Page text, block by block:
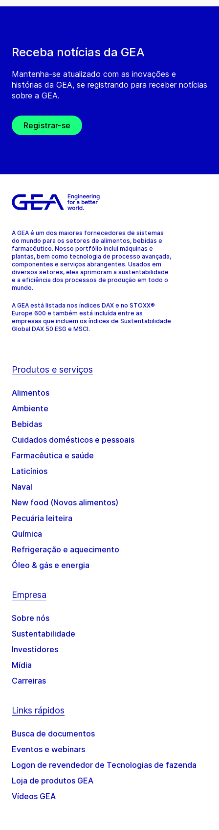
Receba notícias da GEA
Mantenha-se atualizado com as inovações e
histórias da GEA, se registrando para receber notícias
sobre a GEA.
Registrar-se
A GEA é um dos maiores fornecedores de sistemas
do mundo para os setores de alimentos, bebidas e
farmacêutico. Nosso portfólio inclui máquinas e
plantas, bem como tecnologia de processo avançada,
componentes e serviços abrangentes. Usados em
diversos setores, eles aprimoram a sustentabilidade
e a eficiência dos processos de produção em todo o
mundo.
A GEA está listada nos índices DAX e no STOXX®
Europe 600 e também está incluída entre as
empresas que incluem os índices de Sustentabilidade
Global DAX 50 ESG e MSCI.
Produtos e serviços
Alimentos
Ambiente
Bebidas
Cuidados domésticos e pessoais
Farmacêutica e saúde
Laticínios
Naval
New food (Novos alimentos)
Pecuária leiteira
Química
Refrigeração e aquecimento
Óleo & gás e energia
Empresa
Sobre nós
Sustentabilidade
Investidores
Mídia
Carreiras
Links rápidos
Busca de documentos
Eventos e webinars
Logon de revendedor de Tecnologias de fazenda
Loja de produtos GEA
Vídeos GEA